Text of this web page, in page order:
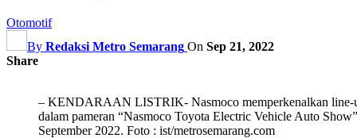
Otomotif
By Redaksi Metro Semarang On Sep 21, 2022
Share
– KENDARAAN LISTRIK- Nasmoco memperkenalkan line-
dalam pameran “Nasmoco Toyota Electric Vehicle Auto
September 2022. Foto : ist/metrosemarang.com